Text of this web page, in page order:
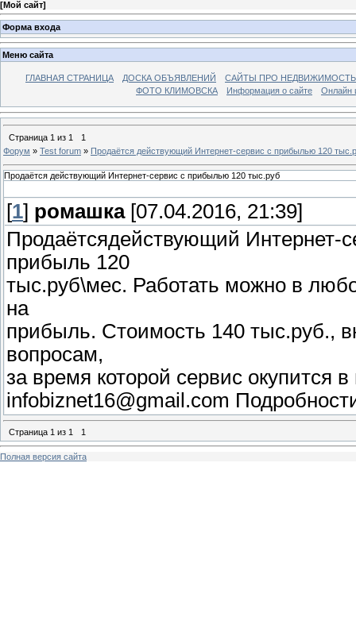
[Мой сайт]
Форма входа
Меню сайта
ГЛАВНАЯ СТРАНИЦА ДОСКА ОБЪЯВЛЕНИЙ
САЙТЫ ПРО
ФОТО КЛИМОВСКА
Информация о сайте Онлайн
Страница 1 из 1
1
Форум » Test forum » Продаётся действующий Интернет-сервис с прибылью 120
Продаётся действующий Интернет-сервис с прибылью 120 тыс.руб
[1] ромашка[07.04.2016, 21:39]
Продаётсядействующий Интернет-
прибыль 120
тыс.руб\мес. Работать можно в
на
прибыль. Стоимость 140 тыс.руб.,
вопросам,
за время которой сервис окупится
infobiznet16@gmail.com
Страница 1 из 1 1
Полная версия сайта